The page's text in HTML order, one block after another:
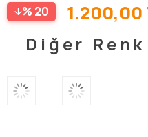
20 1.200,00
Diğer